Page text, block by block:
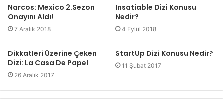
Narcos: Mexico 2.Sezon
Onayını Aldı!
7 Aralık 2018
Insatiable Dizi Konusu
Nedir?
4 Eylül 2018
Dikkatleri Üzerine Çeken
Dizi: La Casa De Papel
26 Aralık 2017
StartUp Dizi Konusu Nedir?
11 Şubat 2017